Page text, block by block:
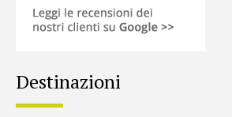
Destinazioni